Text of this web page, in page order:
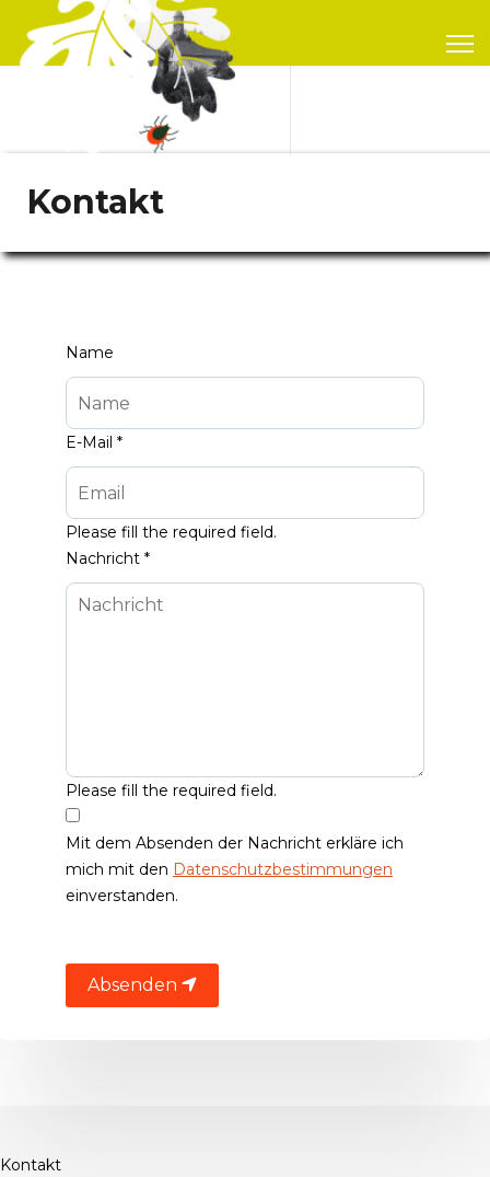
Kontakt
Name
E-Mail *
Please fill the required field.
Nachricht *
Please fill the required field.
Mit dem Absenden der Nachricht erkläre ich
mich mit den Datenschutzbestimmungen
einverstanden.
Absenden
Kontakt